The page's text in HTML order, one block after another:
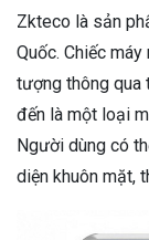
Zkteco là sản
Quốc. Chiếc
tượng thông qua
đến là một loại
Người dùng có
diện khuôn mặt,